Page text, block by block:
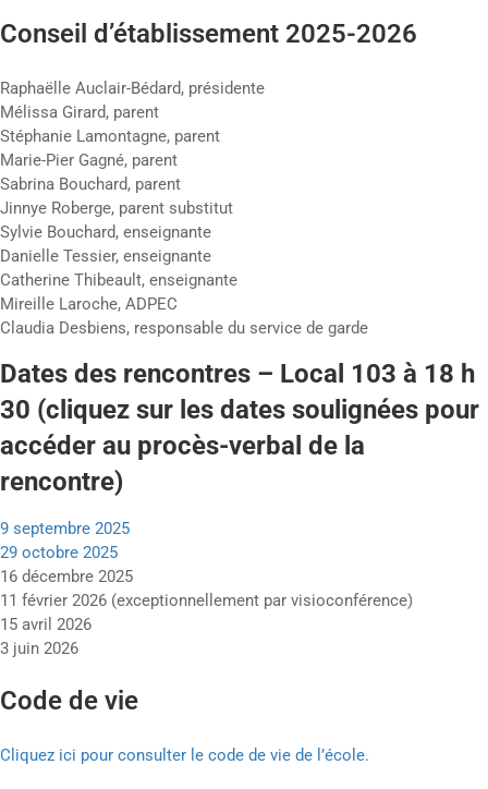
Conseil d’établissement 2025-2026
Raphaëlle Auclair-Bédard, présidente
Mélissa Girard, parent
Stéphanie Lamontagne, parent
Marie-Pier Gagné, parent
Sabrina Bouchard, parent
Jinnye Roberge, parent substitut
Sylvie Bouchard, enseignante
Danielle Tessier, enseignante
Catherine Thibeault, enseignante
Mireille Laroche, ADPEC
Claudia Desbiens, responsable du service de garde
Dates des rencontres – Local 103 à 18 h
30 (cliquez sur les dates soulignées pour
accéder au procès-verbal de la
rencontre)
9 septembre 2025
29 octobre 2025
16 décembre 2025
11 février 2026 (exceptionnellement par visioconférence)
15 avril 2026
3 juin 2026
Code de vie
Cliquez ici pour consulter le code de vie de l’école.